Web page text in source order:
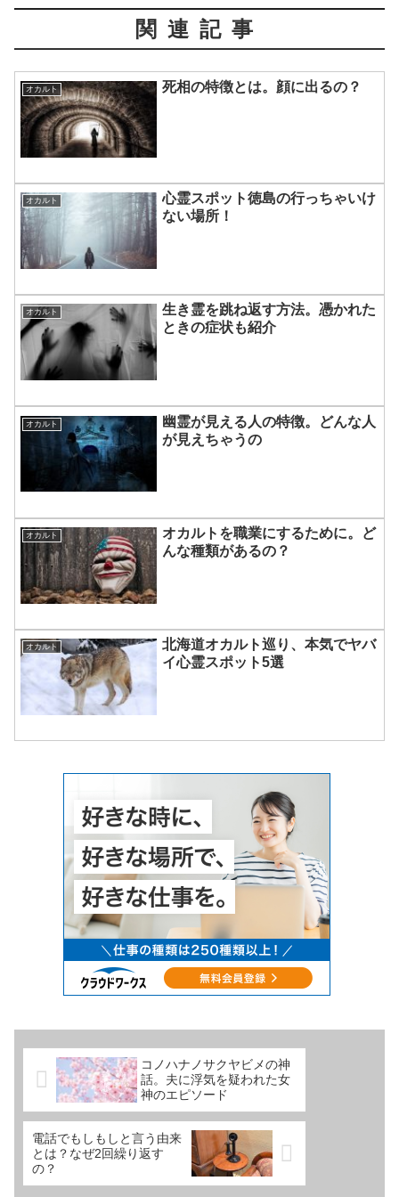
関連記事
オカルト 死相の特徴とは。顔に出るの？
オカルト
心霊スポット徳島の行っちゃいけ
ない場所！
オカルト
生き霊を跳ね返す方法。憑かれた
ときの症状も紹介
オカルト
幽霊が見える人の特徴。どんな人
が見えちゃうの
オカルト
オカルトを職業にするために。ど
んな種類があるの？
オカルト
北海道オカルト巡り、本気でヤバ
イ心霊スポット5選
コノハナノサクヤビメの神
話。夫に浮気を疑われた女
神のエピソード
電話でもしもしと言う由来
とは？なぜ2回繰り返す
の？